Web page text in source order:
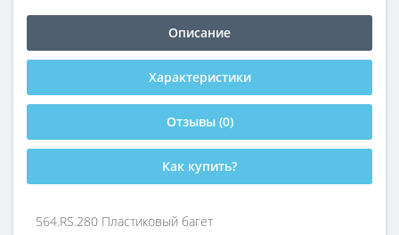
Описание
Характеристики
Отзывы (0)
Как купить?
564.RS.280 Пластиковый багет